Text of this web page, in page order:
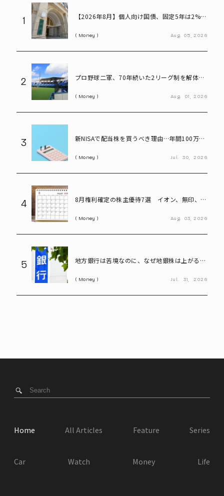
1
【2026年8月】個人向け国債、固定5年は2%台
利子も紹介
Money Aug. 05, 2026
2
プロ野球二軍、70年続いた2リーグ制を解体
Money Aug. 01, 2026
3
新NISAで配当株を買うべき理由…年間100万円
Money Jul. 30, 2026
4
8月権利確定の株主優待7選 イオン、無印、U-
Money Aug. 03, 2026
5
地方銀行は苦境なのに、なぜ地銀株は上がる?
Money Jul. 31, 2026
Home All Articles Feature Series
Car Watch Money Life